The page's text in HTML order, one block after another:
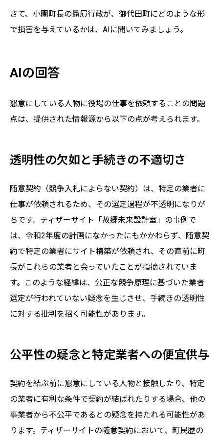
さて、小園町長の贔屓行政が、御代田町にどのような形
で損害を与えているかは、AIに聞いてみましょう。
AIの回答
懇意にしている人物に役場の仕事を依頼することの問題
点は、提供された情報源から以下の点が考えられます。
透明性の欠如と手続きの不適切さ
随意契約（競争入札によらない契約）は、特定の業者に
仕事が依頼されるため、その選定過程が不透明になりが
ちです。ティザーサイト「故郷未来設計室」の事例で
は、令和2年度の計画になかったにもかかわらず、随意契
約で特定の業者にサイト構築が依頼され、その直前に町
長がこれらの業者と会っていたことが指摘されていま
す。このような経緯は、公正な競争原理に基づいた業者
選定が行われていない疑念を生じさせ、手続きの透明性
に対する批判を招く可能性があります。
公平性の疑念と特定業者への便宜供与
契約を結ぶ前に懇意にしている人物と接触したり、特定
の業者に有利な条件で契約が結ばれたりする場合、他の
事業者から不公平であるとの疑念を持たれる可能性があ
ります。ティザーサイトの随意契約において、町民歴の